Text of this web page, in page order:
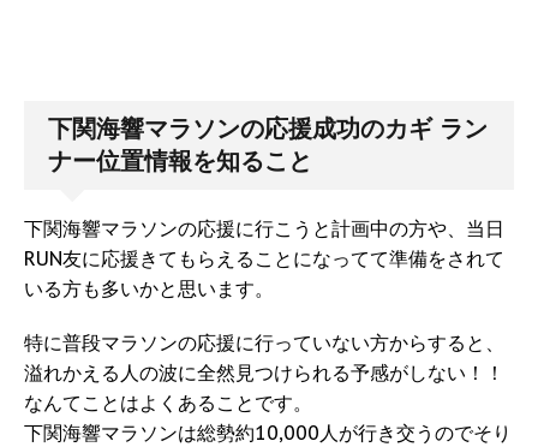
下関海響マラソンの応援成功のカギ ラン
ナー位置情報を知ること
下関海響マラソンの応援に行こうと計画中の方や、当日
RUN友に応援きてもらえることになってて準備をされて
いる方も多いかと思います。
特に普段マラソンの応援に行っていない方からすると、
溢れかえる人の波に全然見つけられる予感がしない！！
なんてことはよくあることです。
下関海響マラソンは総勢約10,000人が行き交うのでそり